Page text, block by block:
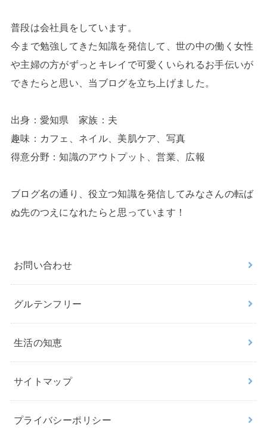
普段は会社員をしています。
今まで勉強してきた知識を発信して、世の中の働く女性
や主婦の方がずっとキレイで可愛くいられるお手伝いが
できたらと思い、当ブログを立ち上げました。
出身：愛知県 家族：夫
趣味：カフェ、ネイル、美肌ケア、写真
得意分野：知識のアウトプット、営業、広報
ブログ名の通り、役立つ知識を発信してみなさんの転ば
ぬ先のつえになれたらと思っています！
お問い合わせ
グルテンフリー
生活の知恵
サイトマップ
プライバシーポリシー